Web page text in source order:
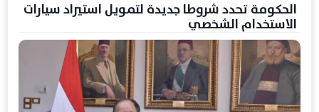
الحكومة تحدد شروطا جديدة لتمويل استيراد سيارات
الاستخدام الشخصي